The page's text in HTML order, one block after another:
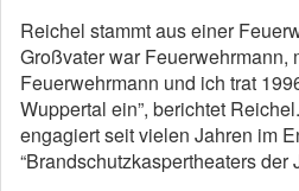
Reichel stammt aus einer
Großvater war Feuerwehrmann,
Feuerwehrmann und ich trat
Wuppertal ein”, berichtet
engagiert seit vielen Jahren im
“Brandschutzkaspertheaters der